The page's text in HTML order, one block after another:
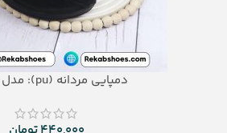
دمپایی مردانه (pu): مدل اسپات